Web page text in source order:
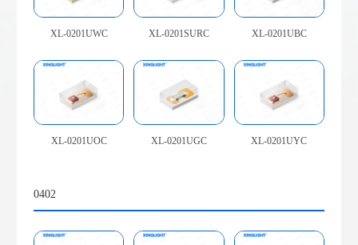
XL-0201UWC XL-0201SURC XL-0201UBC
XL-0201UOC XL-0201UGC XL-0201UYC
0402